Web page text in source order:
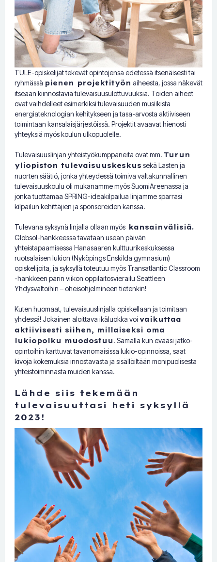
TULE-opiskelijat tekevät opintojensa edetessä itsenäisesti tai
ryhmässä pienen projektityön aiheesta, jossa näkevät
itseään kiinnostavia tulevaisuusulottuvuuksia. Töiden aiheet
ovat vaihdelleet esimerkiksi tulevaisuuden musiikista
energiateknologian kehitykseen ja tasa-arvosta aktiiviseen
toimintaan kansalaisjärjestöissä. Projektit avaavat hienosti
yhteyksiä myös koulun ulkopuolelle.
Tulevaisuuslinjan yhteistyökumppaneita ovat mm. Turun
yliopiston tulevaisuuskeskus sekä Lasten ja
nuorten säätiö, jonka yhteydessä toimiva valtakunnallinen
tulevaisuuskoulu oli mukanamme myös SuomiAreenassa ja
jonka tuottamaa SPRING-ideakilpailua linjamme sparrasi
kilpailun kehittäjien ja sponsoreiden kanssa.
Tulevana syksynä linjalla ollaan myös kansainvälisiä.
Globsol-hankkeessa tavataan usean päivän
yhteistapaamisessa Hanasaaren kulttuurikeskuksessa
ruotsalaisen lukion (Nyköpings Enskilda gymnasium)
opiskelijoita, ja syksyllä toteutuu myös Transatlantic Classroom
-hankkeen parin viikon oppilaitosvierailu Seattleen
Yhdysvaltoihin – oheisohjelmineen tietenkin!
Kuten huomaat, tulevaisuuslinjalla opiskellaan ja toimitaan
yhdessä! Jokainen aloittava ikäluokka voi vaikuttaa
aktiivisesti siihen, millaiseksi oma
lukiopolku muodostuu. Samalla kun evääsi jatko-
opintoihin karttuvat tavanomaisissa lukio-opinnoissa, saat
kivoja kokemuksia innostavasta ja sisällöiltään monipuolisesta
yhteistoiminnasta muiden kanssa.
Lähde siis tekemään
tulevaisuuttasi heti syksyllä
2023!